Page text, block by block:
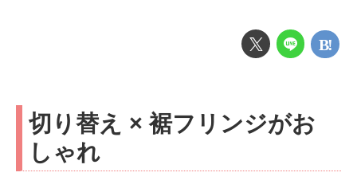
切り替え × 裾フリンジがお
しゃれ